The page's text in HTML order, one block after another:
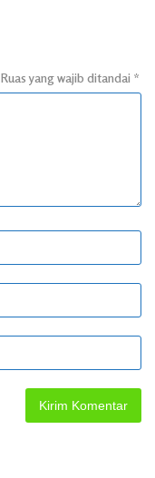
Ruas yang wajib ditandai *